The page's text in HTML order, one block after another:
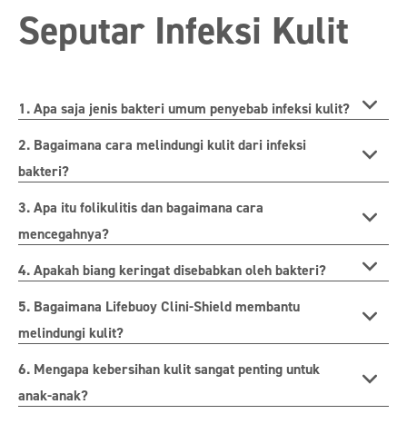
Seputar Infeksi Kulit
1. Apa saja jenis bakteri umum penyebab infeksi kulit?
2. Bagaimana cara melindungi kulit dari infeksi
bakteri?
3. Apa itu folikulitis dan bagaimana cara
mencegahnya?
4. Apakah biang keringat disebabkan oleh bakteri?
5. Bagaimana Lifebuoy Clini-Shield membantu
melindungi kulit?
6. Mengapa kebersihan kulit sangat penting untuk
anak-anak?